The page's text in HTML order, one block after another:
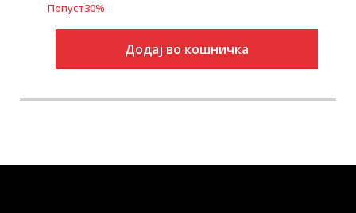
Попуст30%
Додај во кошничка